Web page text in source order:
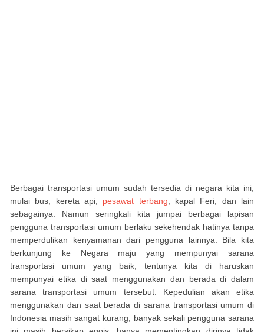
Berbagai transportasi umum sudah tersedia di negara kita ini,
mulai bus, kereta api, pesawat terbang , kapal Feri, dan lain
sebagainya. Namun seringkali kita jumpai berbagai lapisan
pengguna transportasi umum berlaku sekehendak hatinya tanpa
memperdulikan kenyamanan dari pengguna lainnya. Bila kita
berkunjung ke Negara maju yang mempunyai sarana
transportasi umum yang baik, tentunya kita di haruskan
mempunyai etika di saat menggunakan dan berada di dalam
sarana transportasi umum tersebut. Kepedulian akan etika
menggunakan dan saat berada di sarana transportasi umum di
Indonesia masih sangat kurang, banyak sekali pengguna sarana